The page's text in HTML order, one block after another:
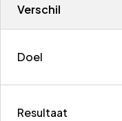
Verschil
Doel
Resultaat